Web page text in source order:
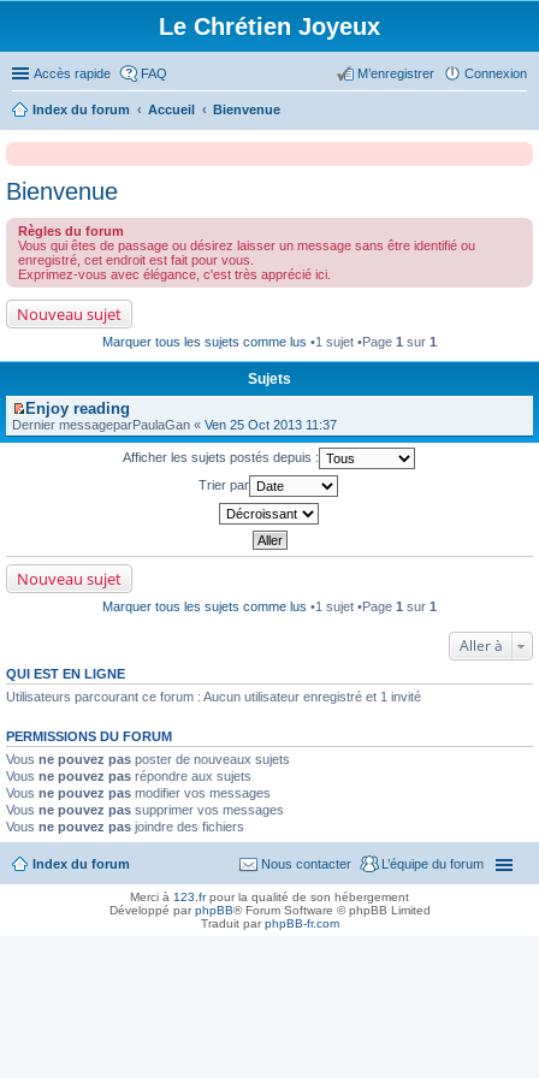
Le Chrétien Joyeux
Accès rapide FAQ Connexion
M’enregistrer
Index du forum Accueil Bienvenue
Bienvenue
Règles du forum
Vous qui êtes de passage ou désirez laisser un message sans être identifié ou
enregistré, cet endroit est fait pour vous.
Exprimez-vous avec élégance, c'est très apprécié ici.
Nouveau sujet
Marquer tous les sujets comme lus •1 sujet •Page 1 sur 1
Sujets
V
o
i
e
r
a
g
e
n
u
Enjoy reading
Dernier messageparPaulaGan « Ven 25 Oct 2013 11:37
Afficher les sujets postés depuis :
Trier par
Nouveau sujet
Marquer tous les sujets comme lus •1 sujet •Page 1 sur 1
Aller à
QUI EST EN LIGNE
Utilisateurs parcourant ce forum : Aucun utilisateur enregistré et 1 invité
PERMISSIONS DU FORUM
Vous ne pouvez pas poster de nouveaux sujets
Vous ne pouvez pas répondre aux sujets
Vous ne pouvez pas modifier vos messages
Vous ne pouvez pas supprimer vos messages
Vous ne pouvez pas joindre des fichiers
Index du forum L’équipe du forum
Nous contacter
Merci à 123.frpour la qualité de son hébergement
Développé parphpBB® Forum Software © phpBB Limited
Traduit parphpBB-fr.com